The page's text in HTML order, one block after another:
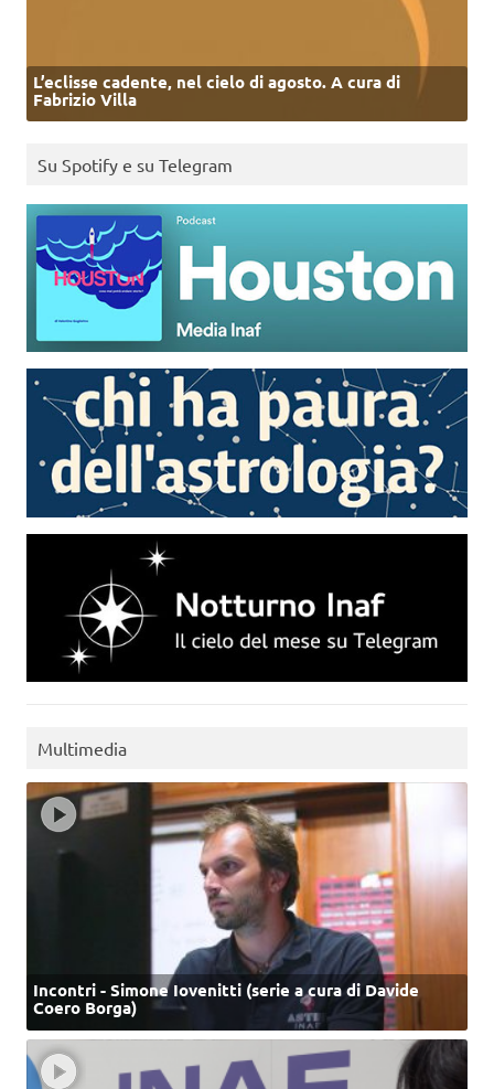
L’eclisse cadente, nel cielo di agosto. A cura di
Fabrizio Villa
Su Spotify e su Telegram
Multimedia
Incontri - Simone Iovenitti (serie a cura di Davide
Coero Borga)